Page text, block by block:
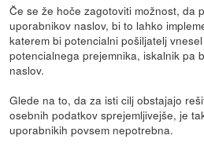
Če se že hoče zagotoviti možnost, da
uporabnikov naslov, bi to lahko
katerem bi potencialni pošiljatelj
potencialnega prejemnika, iskalnik pa
naslov.
Glede na to, da za isti cilj obstajajo
osebnih podatkov sprejemljivejše, je
uporabnikih povsem nepotrebna.